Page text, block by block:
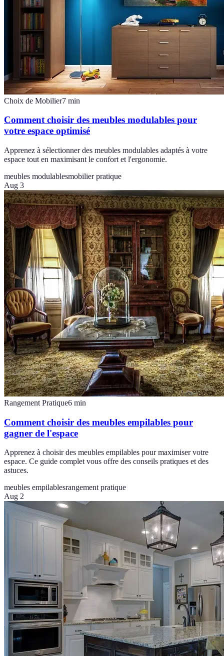
Choix de Mobilier7 min
Comment choisir des meubles modulables pour
votre espace optimisé
Apprenez à sélectionner des meubles modulables adaptés à votre
espace tout en maximisant le confort et l'ergonomie.
meubles modulablesmobilier pratique
Aug 3
Rangement Pratique6 min
Comment choisir des meubles empilables pour
gagner de l'espace
Apprenez à choisir des meubles empilables pour maximiser votre
espace. Ce guide complet vous offre des conseils pratiques et des
astuces.
meubles empilablesrangement pratique
Aug 2